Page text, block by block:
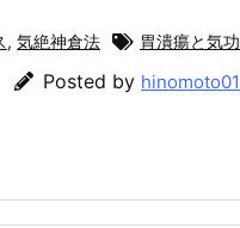
, 気絶神倉法 胃潰瘍と気功
Posted by hinomoto01